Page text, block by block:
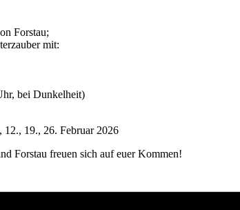
Forstau;
mit:
bei Dunkelheit)
19., 26. Februar 2026
Forstau freuen sich auf euer Kommen!